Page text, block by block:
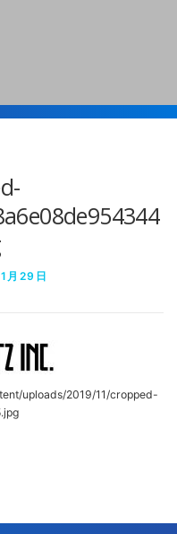
月29日
uploads/2019/11/cropped-